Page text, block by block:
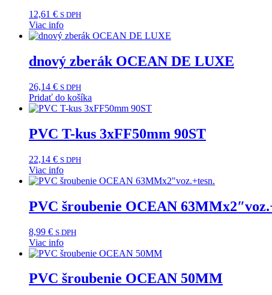
12,61 € S DPH
Viac info
dnový zberák OCEAN DE LUXE
26,14 € S DPH
Pridať do košíka
PVC T-kus 3xFF50mm 90ST
22,14 € S DPH
Viac info
PVC šroubenie OCEAN
8,99 € S DPH
Viac info
PVC šroubenie OCEAN 50MM